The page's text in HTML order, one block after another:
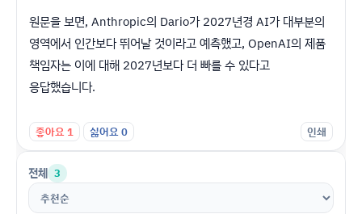
원문을 보면, Anthropic의 Dario가 2027년경 AI가 대부분의
영역에서 인간보다 뛰어날 것이라고 예측했고, OpenAI의 제품
책임자는 이에 대해 2027년보다 더 빠를 수 있다고
응답했습니다.
좋아요1 싫어요0 인쇄
전체 3